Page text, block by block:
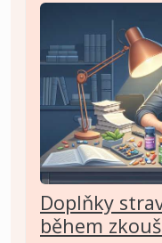
Doplňky
během